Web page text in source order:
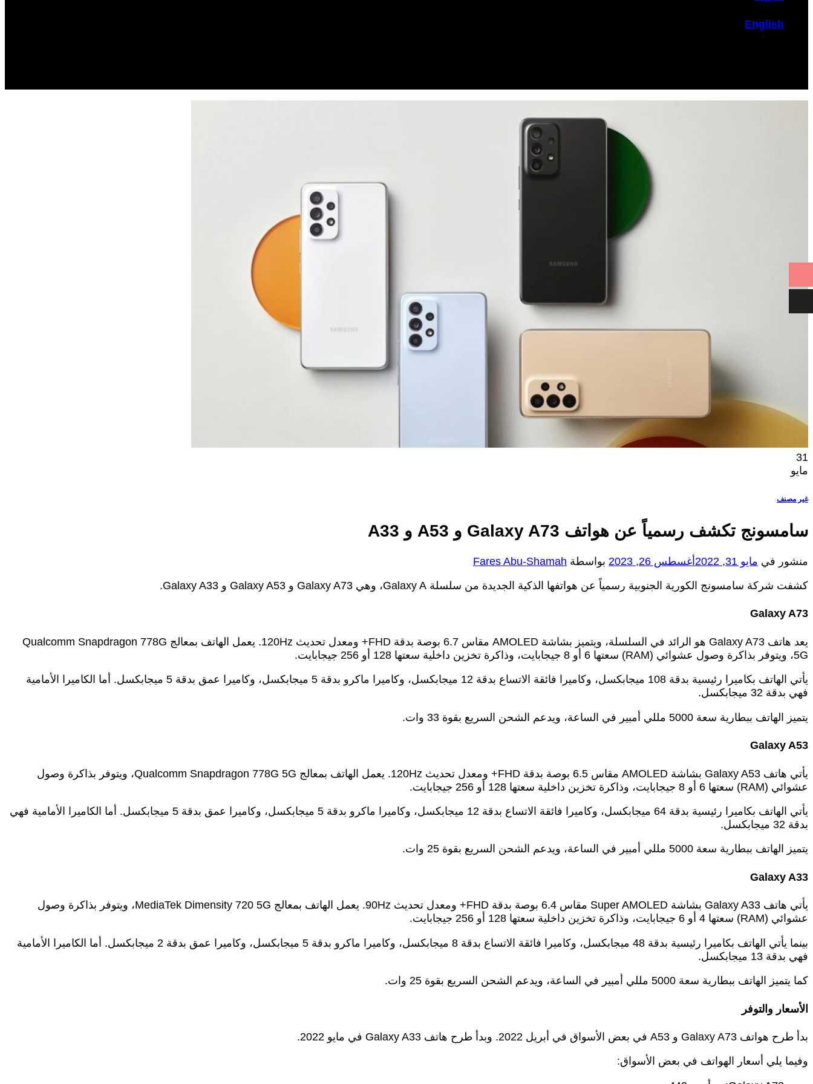
English
31
مايو
غير مصنف
سامسونج تكشف رسمياً عن هواتف Galaxy A73 و A53 و A33
منشور في مايو 31, 2022 أغسطس 26, 2023 بواسطة Fares Abu-Shamah
كشفت شركة سامسونج الكورية الجنوبية رسمياً عن هواتفها الذكية الجديدة من سلسلة Galaxy A، وهي Galaxy A73 و Galaxy A53 و Galaxy A33.
Galaxy A73
يعد هاتف Galaxy A73 هو الرائد في السلسلة، ويتميز بشاشة AMOLED مقاس 6.7 بوصة بدقة FHD+ ومعدل تحديث 120Hz. يعمل الهاتف بمعالج Qualcomm Snapdragon 778G
5G، ويتوفر بذاكرة وصول عشوائي (RAM) سعتها 6 أو 8 جيجابايت، وذاكرة تخزين داخلية سعتها 128 أو 256 جيجابايت.
يأتي الهاتف بكاميرا رئيسية بدقة 108 ميجابكسل، وكاميرا فائقة الاتساع بدقة 12 ميجابكسل، وكاميرا ماكرو بدقة 5 ميجابكسل، وكاميرا عمق بدقة 5 ميجابكسل. أما الكاميرا الأمامية
فهي بدقة 32 ميجابكسل.
يتميز الهاتف ببطارية سعة 5000 مللي أمبير في الساعة، ويدعم الشحن السريع بقوة 33 وات.
Galaxy A53
يأتي هاتف Galaxy A53 بشاشة AMOLED مقاس 6.5 بوصة بدقة FHD+ ومعدل تحديث 120Hz. يعمل الهاتف بمعالج Qualcomm Snapdragon 778G 5G، ويتوفر بذاكرة وصول
عشوائي (RAM) سعتها 6 أو 8 جيجابايت، وذاكرة تخزين داخلية سعتها 128 أو 256 جيجابايت.
يأتي الهاتف بكاميرا رئيسية بدقة 64 ميجابكسل، وكاميرا فائقة الاتساع بدقة 12 ميجابكسل، وكاميرا ماكرو بدقة 5 ميجابكسل، وكاميرا عمق بدقة 5 ميجابكسل. أما الكاميرا الأمامية فهي
بدقة 32 ميجابكسل.
يتميز الهاتف ببطارية سعة 5000 مللي أمبير في الساعة، ويدعم الشحن السريع بقوة 25 وات.
Galaxy A33
يأتي هاتف Galaxy A33 بشاشة Super AMOLED مقاس 6.4 بوصة بدقة FHD+ ومعدل تحديث 90Hz. يعمل الهاتف بمعالج MediaTek Dimensity 720 5G، ويتوفر بذاكرة وصول
عشوائي (RAM) سعتها 4 أو 6 جيجابايت، وذاكرة تخزين داخلية سعتها 128 أو 256 جيجابايت.
بينما يأتي الهاتف بكاميرا رئيسية بدقة 48 ميجابكسل، وكاميرا فائقة الاتساع بدقة 8 ميجابكسل، وكاميرا ماكرو بدقة 5 ميجابكسل، وكاميرا عمق بدقة 2 ميجابكسل. أما الكاميرا الأمامية
فهي بدقة 13 ميجابكسل.
كما يتميز الهاتف ببطارية سعة 5000 مللي أمبير في الساعة، ويدعم الشحن السريع بقوة 25 وات.
الأسعار والتوفر
بدأ طرح هواتف Galaxy A73 و A53 في بعض الأسواق في أبريل 2022. وبدأ طرح هاتف Galaxy A33 في مايو 2022.
وفيما يلي أسعار الهواتف في بعض الأسواق: